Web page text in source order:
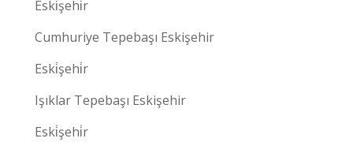
Eski̇şehi̇r
Cumhuriye Tepebaşı Eskişehir
Eski̇şehi̇r
Işıklar Tepebaşı Eskişehir
Eski̇şehi̇r